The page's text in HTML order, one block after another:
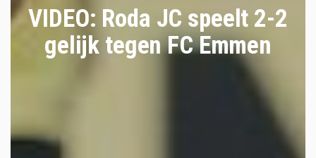
VIDEO: Roda JC speelt 2-2
gelijk tegen FC Emmen